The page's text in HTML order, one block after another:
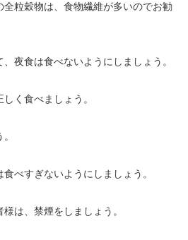
粒穀物は、食物繊維が多いのでお勧
夜食は食べないようにしましょう。
く食べましょう。
べすぎないようにしましょう。
は、禁煙をしましょう。